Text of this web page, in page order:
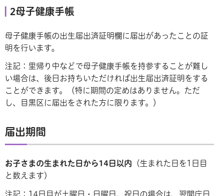
2母子健康手帳
母子健康手帳の出生届出済証明欄に届出があったことの証
明を行います。
注記：里帰り中などで母子健康手帳を持参することが難し
い場合は、後日お持ちいただければ出生届出済証明をする
ことができます。（特に期間の定めはありません。ただ
し、目黒区に届出をされた方に限ります。）
届出期間
お子さまの生まれた日から14日以内 （生まれた日を1日目
と数えます）
注記：14日目が土曜日・日曜日、祝日の場合は、翌開庁日